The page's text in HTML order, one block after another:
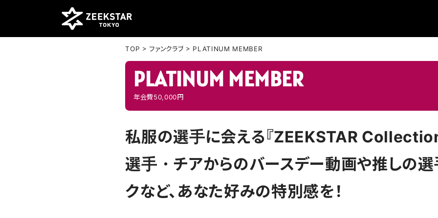
TOP > ファンクラブ > PLATINUM MEMBER
PLATINUM MEMBER
年会費50,000円
私服の選手に会える『ZEEKSTAR Collection
選手・チアからのバースデー動画や推しの選
クなど、あなた好みの特別感を！